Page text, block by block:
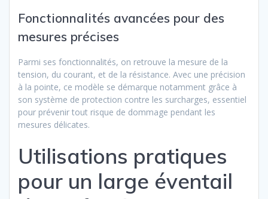
Fonctionnalités avancées pour des
mesures précises
Parmi ses fonctionnalités, on retrouve la mesure de la
tension, du courant, et de la résistance. Avec une précision
à la pointe, ce modèle se démarque notamment grâce à
son système de protection contre les surcharges, essentiel
pour prévenir tout risque de dommage pendant les
mesures délicates.
Utilisations pratiques
pour un large éventail